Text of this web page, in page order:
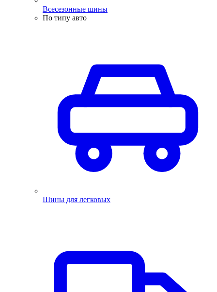
Всесезонные шины
По типу авто
Шины для легковых